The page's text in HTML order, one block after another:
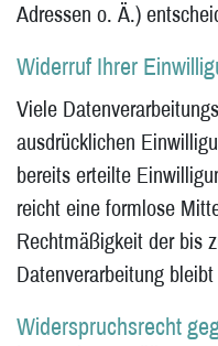
Adressen o. Ä.)
Widerruf Ihrer
Viele
ausdrücklichen
bereits erteilte
reicht eine formlose
Rechtmäßigkeit der bis
Datenverarbeitung
Widerspruchsrecht